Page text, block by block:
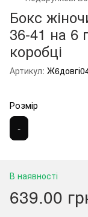
Бокс
36-41 на 6
коробці
Артикул:
Розмір
-
В наявності
639.00